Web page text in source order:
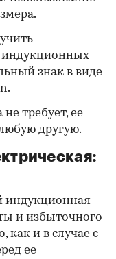
индукционных
знак в виде
не требует, ее
другую.
индукционная
и избыточного
как и в случае с
ее